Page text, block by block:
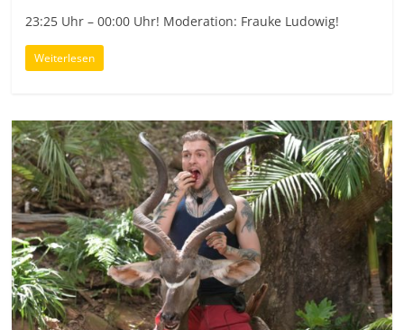
23:25 Uhr – 00:00 Uhr! Moderation: Frauke Ludowig!
Weiterlesen